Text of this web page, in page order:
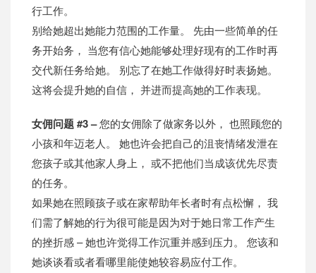
行工作。
别给她超出她能力范围的工作量。 先由一些简单的任
务开始务， 当您有信心她能够处理好现有的工作时再
交代新任务给她。 别忘了在她工作做得好时表扬她。
这将会提升她的自信， 并进而提高她的工作表现。
女佣问题 #3 –您的女佣除了做家务以外， 也照顾您的
小孩和年迈老人。 她也许会把自己的沮丧情绪发泄在
您孩子或其他家人身上， 或不把他们当成该优先尽责
的任务。
如果她在照顾孩子或在家帮助年长者时有点松懈， 我
们需了解她的行为很可能是因为对于她日常工作产生
的挫折感 – 她也许觉得工作沉重并感到压力。 您该和
她谈谈看或者看哪里能使她较容易应付工作。